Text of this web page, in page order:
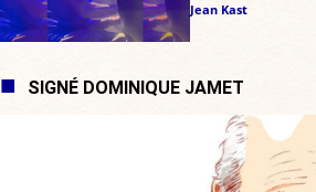
Jean Kast
SIGNÉ DOMINIQUE JAMET